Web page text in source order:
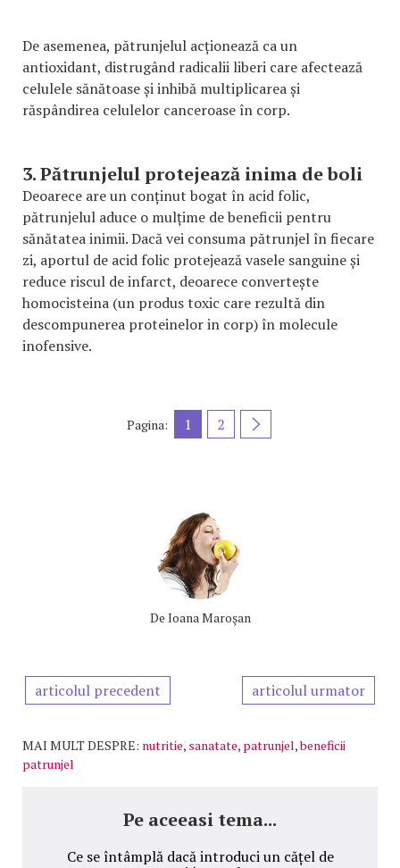
De asemenea, pătrunjelul acționează ca un
antioxidant, distrugând radicalii liberi care afectează
celulele sănătoase și inhibă multiplicarea și
răspândirea celulelor canceroase în corp.
3. Pătrunjelul protejează inima de boli
Deoarece are un conținut bogat în acid folic,
pătrunjelul aduce o mulțime de beneficii pentru
sănătatea inimii. Dacă vei consuma pătrunjel în fiecare
zi, aportul de acid folic protejează vasele sanguine și
reduce riscul de infarct, deoarece convertește
homocisteina (un produs toxic care rezultă din
descompunerea proteinelor in corp) în molecule
inofensive.
Pagina: 1 2
De Ioana Maroşan
articolul precedent articolul urmator
MAI MULT DESPRE: nutritie, sanatate, patrunjel,beneficii
patrunjel
Pe aceeasi tema...
Ce se întâmplă dacă introduci un cățel de